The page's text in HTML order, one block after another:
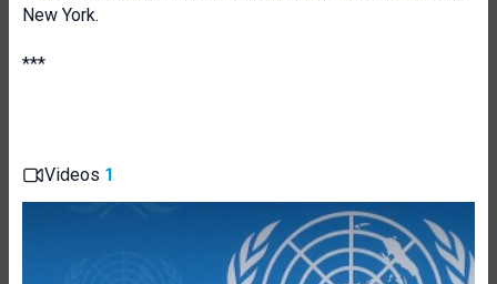
New York.
***
Videos 1